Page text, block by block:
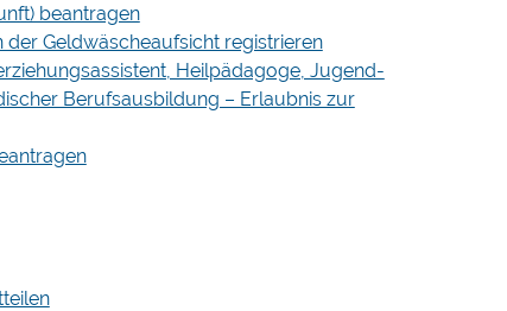
beantragen
Geldwäscheaufsicht registrieren
Heilpädagoge, Jugend-
Berufsausbildung – Erlaubnis zur